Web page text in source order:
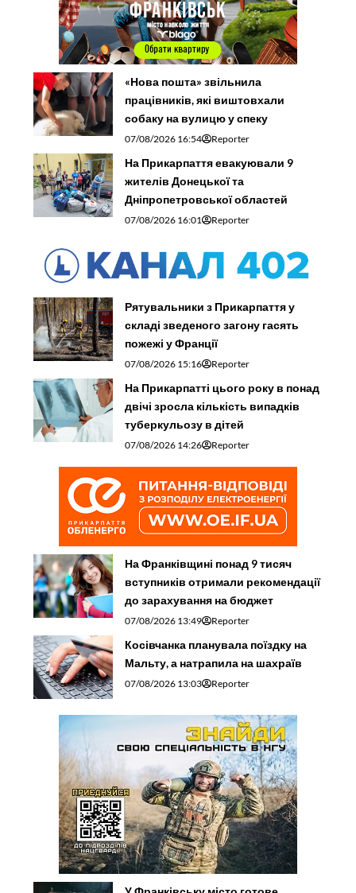
«Нова пошта» звільнила
працівників, які виштовхали
собаку на вулицю у спеку
07/08/2026 16:54 Reporter
На Прикарпаття евакуювали 9
жителів Донецької та
Дніпропетровської областей
07/08/2026 16:01 Reporter
Рятувальники з Прикарпаття у
складі зведеного загону гасять
пожежі у Франції
07/08/2026 15:16 Reporter
На Прикарпатті цього року в понад
двічі зросла кількість випадків
туберкульозу в дітей
07/08/2026 14:26 Reporter
На Франківщині понад 9 тисяч
вступників отримали рекомендації
до зарахування на бюджет
07/08/2026 13:49 Reporter
Косівчанка планувала поїздку на
Мальту, а натрапила на шахраїв
07/08/2026 13:03 Reporter